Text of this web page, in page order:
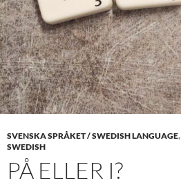
SVENSKA SPRÅKET / SWEDISH LANGUAGE,
SWEDISH
PÅ ELLER I?